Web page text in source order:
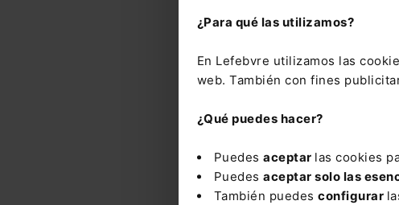
¿Para qué las utilizamos?
En Lefebvre utilizamos las
web. También con fines
¿Qué puedes hacer?
Puedes aceptar las cookies
Puedes aceptar solo las
También puedes configurar
sector
Estados
DOUE
Mayo